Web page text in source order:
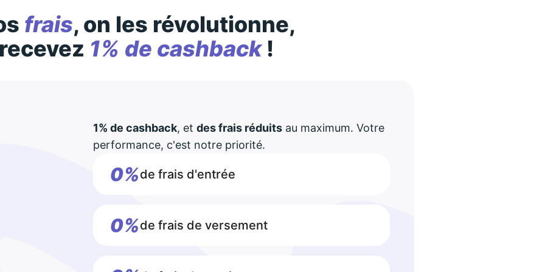
frais, on les révolutionne,
1% de cashback!
1% de cashback, et des frais réduitsau maximum. Votre
performance, c'est notre priorité.
0%de frais d'entrée
0%de frais de versement